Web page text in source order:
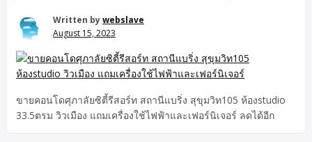
Written bywebslave
August 15, 2023
ขายคอนโดศุภาลัยซิตี้รีสอร์ท สถานีแบริ่ง สุขุมวิท105 ห้องstudio
33.5ตรม วิวเมือง แถมเครื่องใช้ไฟฟ้าและเฟอร์นิเจอร์ ลดได้อีก